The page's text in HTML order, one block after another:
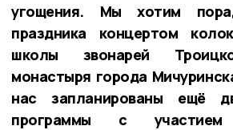
угощения. Мы хотим
праздника концертом
школы звонарей
монастыря города
нас запланированы ещё
программы с участием